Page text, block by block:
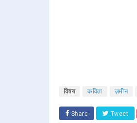
विषय कविता ज़मीन
Share Tweet